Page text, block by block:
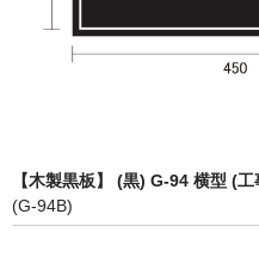
【木製黒板】 (黒) G-94 横型 (
(G-94B)